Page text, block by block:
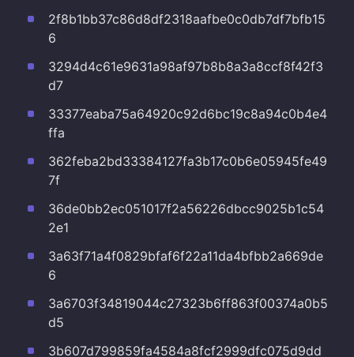
2f8b1bb37c86d8df2318aafbe0c0db7df7bfb15
6
3294d4c61e9631a98af97b8b8a3a8ccf8f42f3
d7
33377eaba75a64920c92d6bc19c8a94c0b4e4
ffa
362feba2bd33384127fa3b17c0b6e05945fe49
7f
36de0bb2ec051017f2a56226dbcc9025b1c54
2e1
3a63f71a4f0829bfaf6f22a11da4bfbb2a669de
6
3a6703f34819044c27323b6ff863f00374a0b5
d5
3b607d799859fa4584a8fcf2999dfc075d9dd